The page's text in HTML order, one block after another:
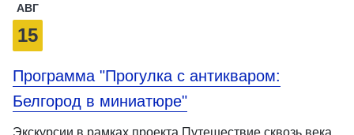
АВГ
15
Программа "Прогулка с антикваром:
Белгород в миниатюре"
Экскурсии в рамках проекта Путешествие сквозь века